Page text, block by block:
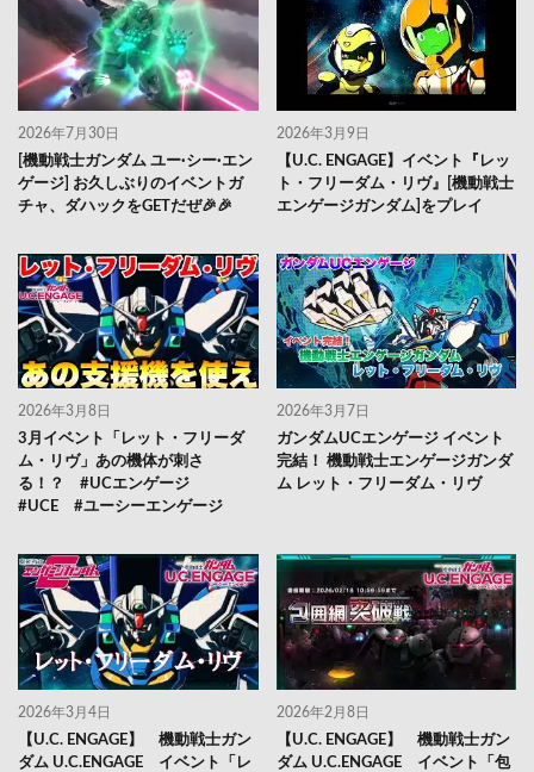
2026年7月30日
[機動戦士ガンダム ユー·シー·エン
ゲージ] お久しぶりのイベントガ
チャ、ダハックをGETだぜ🎉🎉
2026年3月9日
【U.C. ENGAGE】イベント『レッ
ト・フリーダム・リヴ』[機動戦士
エンゲージガンダム]をプレイ
2026年3月8日
3月イベント「レット・フリーダ
ム・リヴ」あの機体が刺さ
る！？ #UCエンゲージ
#UCE #ユーシーエンゲージ
2026年3月7日
ガンダムUCエンゲージ イベント
完結！ 機動戦士エンゲージガンダ
ム レット・フリーダム・リヴ
2026年3月4日
【U.C. ENGAGE】 機動戦士ガン
ダム U.C.ENGAGE イベント「レ
2026年2月8日
【U.C. ENGAGE】 機動戦士ガン
ダム U.C.ENGAGE イベント「包